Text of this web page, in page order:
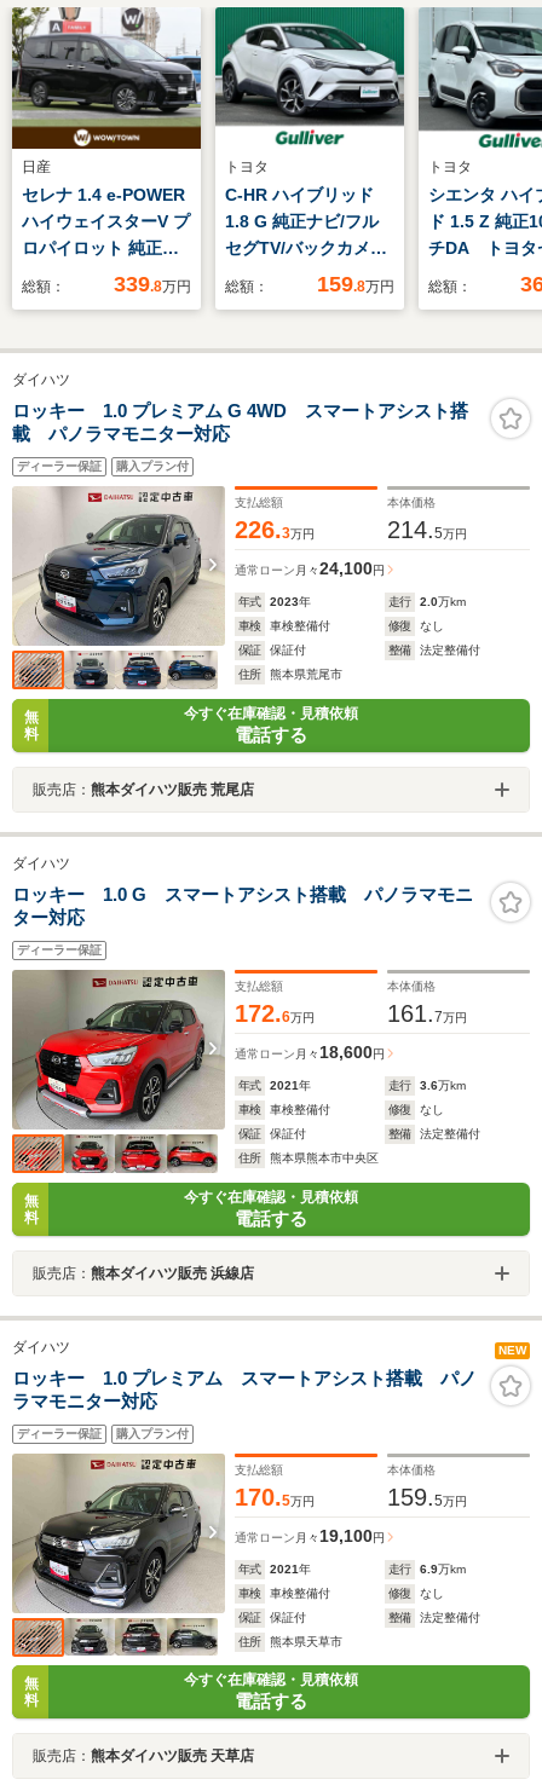
日産
セレナ 1.4 e-POWER
ハイウェイスターV プ
ロパイロット 純正コ
ネクトナビ 地デジTV
ウンドビューモニター
インテリジェントクル
ーズコントロール イ
ンテリジェントルーム
ミラー ハンズフリー
両側パワースライドド
総額： 339.8万円
トヨタ
C-HR ハイブリッド
1.8 G 純正ナビ/フル
セグTV/バックカメ
ラ/ETC2.0/ドライブレ
ーター/トヨタセーフ
クルーズコントロー
ル/純正18インチAW/
総額： 159.8万円
トヨタ
シエンタ ハイ
ド 1.5 Z 純正
チDA トヨタ
ティーセン
カメラ 両側
グサポート
ETC2.0 レー
総額：
ダイハツ
ロッキー 1.0 プレミアム G 4WD スマートアシスト搭
載 パノラマモニター対応
ディーラー保証 購入プラン付
支払総額
226.3万円
本体価格
214.5万円
通常ローン 月々24,100円
年式 2023年 走行 2.0万km
車検
車検整備付 修復
なし
保証
保証付 整備
法定整備付
住所
熊本県荒尾市
無
料
今すぐ在庫確認・見積依頼
電話する
販売店： 熊本ダイハツ販売 荒尾店
ダイハツ
ロッキー 1.0 G スマートアシスト搭載 パノラマモニ
ター対応
ディーラー保証
支払総額
172.6万円
本体価格
161.7万円
通常ローン 月々 18,600円
年式 2021年 走行 3.6万km
車検
車検整備付 修復
なし
保証
保証付 整備
法定整備付
住所
熊本県熊本市中央区
無
料
今すぐ在庫確認・見積依頼
電話する
販売店： 熊本ダイハツ販売 浜線店
ダイハツ NEW
ロッキー 1.0 プレミアム スマートアシスト搭載 パノ
ラマモニター対応
ディーラー保証 購入プラン付
支払総額
170.5万円
本体価格
159.5万円
通常ローン 月々 19,100円
年式 2021年 走行 6.9万km
車検
車検整備付 修復
なし
保証
保証付 整備
法定整備付
住所
熊本県天草市
無
料
今すぐ在庫確認・見積依頼
電話する
販売店： 熊本ダイハツ販売 天草店